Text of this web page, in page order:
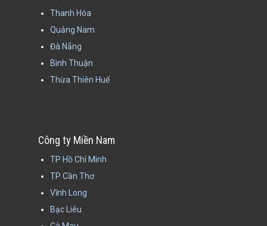
Thanh Hóa
Quảng Nam
Đà Nẵng
Bình Thuận
Thừa Thiên Huế
Công ty Miền Nam
TP Hồ Chí Minh
TP Cần Thơ
Vĩnh Long
Bạc Liêu